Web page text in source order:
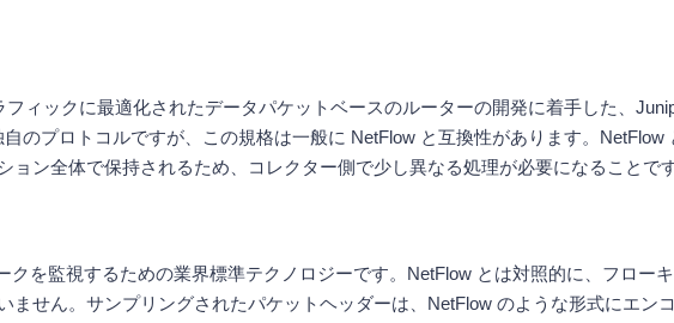
ィックに最適化されたデータパケットベースのルーターの開発に着手した、
のプロトコルですが、この規格は一般に NetFlow と互換性があります。
ン全体で保持されるため、コレクター側で少し異なる処理が必要になることです
を監視するための業界標準テクノロジーです。NetFlow とは対照的に、フロー
ません。サンプリングされたパケットヘッダーは、NetFlow のような形式にエン